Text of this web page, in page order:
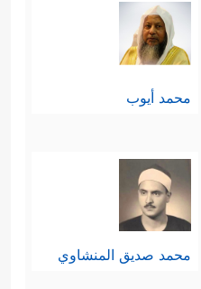
محمد أيوب
محمد صديق المنشاوي